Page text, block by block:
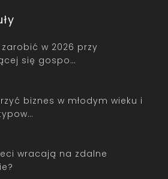
w 2026 przy
się gospo…
biznes w młodym wieku i
wracają na zdalne